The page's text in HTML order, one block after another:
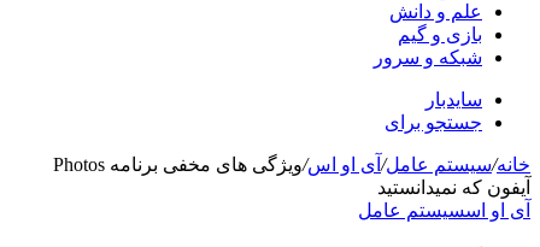
علم و دانش
بازی و گیم
شبکه و سرور
سایدبار
جستجو برای
خانه/سیستم عامل/ آی او اس/
ویژگی های مخفی برنامه Photos
آیفون که نمیدانستید
آی او اسسیستم عامل